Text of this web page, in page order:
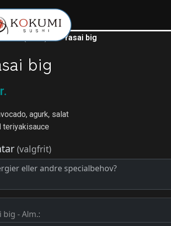
(6 stk.) 96. Yasai big
big
agurk, salat
teriyakisauce